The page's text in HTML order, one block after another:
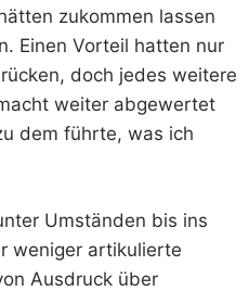
zukommen lassen
Einen Vorteil hatten nur
doch jedes weitere
weiter abgewertet
dem führte, was ich
Umständen bis ins
weniger artikulierte
Ausdruck über